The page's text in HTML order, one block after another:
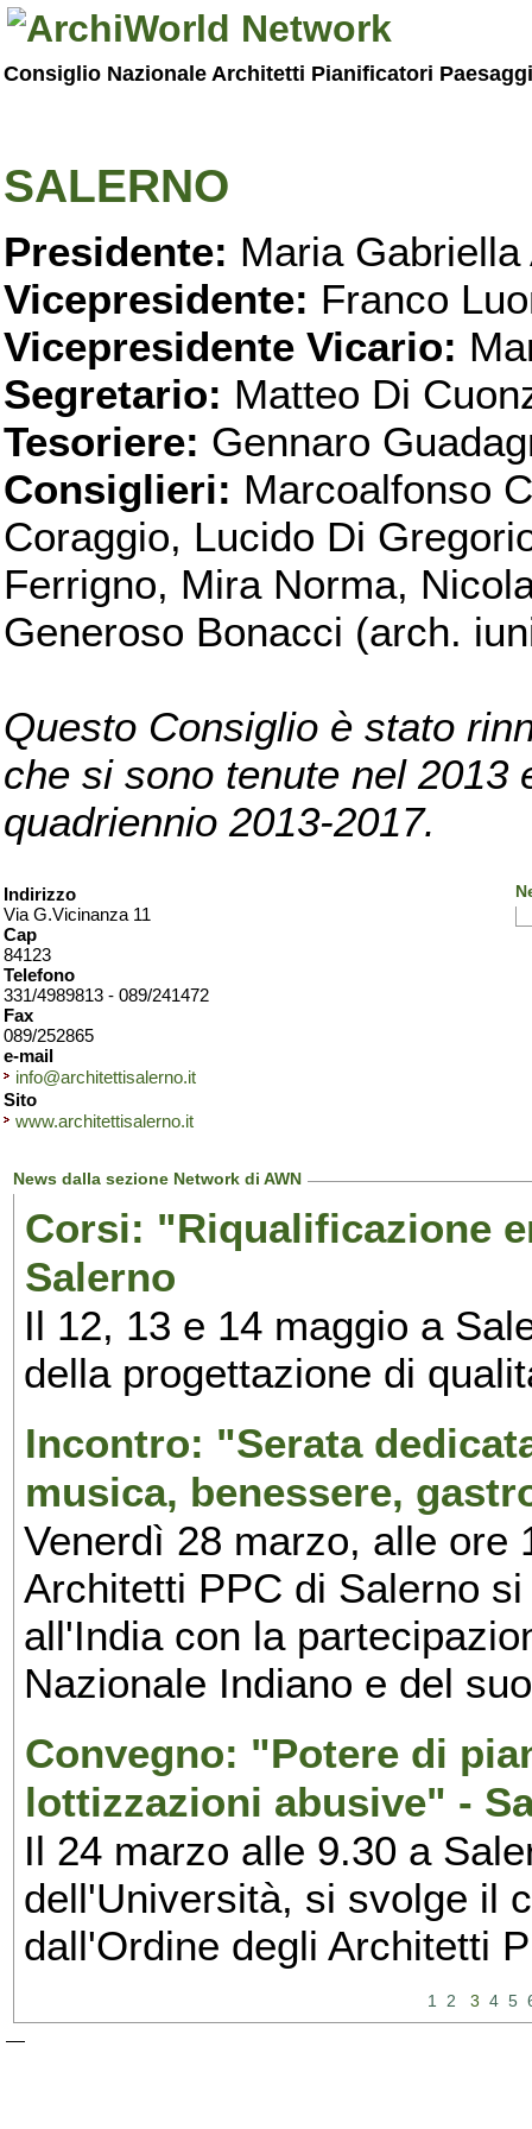
Consiglio Nazionale Architetti Pianificatori
SALERNO
Presidente: Maria Gabriella
Vicepresidente: Franco
Vicepresidente Vicario:
Segretario: Matteo Di
Tesoriere: Gennaro
Consiglieri: Marcoalfonso
Coraggio, Lucido Di
Ferrigno, Mira Norma,
Generoso Bonacci (arch.
Questo Consiglio è stato
che si sono tenute nel 2013
quadriennio 2013-2017.
Indirizzo
Via G.Vicinanza 11
Cap
84123
Telefono
331/4989813 - 089/241472
Fax
089/252865
e-mail
info@architettisalerno.it
Sito
www.architettisalerno.it
News dalla sezione Network di AWN
Corsi: "Riqualificazione
Salerno
Il 12, 13 e 14 maggio a
della progettazione di
Incontro: "Serata
musica, benessere,
Venerdì 28 marzo, alle ore
Architetti PPC di Salerno
all'India con la
Nazionale Indiano e del
Convegno: "Potere di
lottizzazioni abusive" -
Il 24 marzo alle 9.30 a
dell'Università, si svolge il
dall'Ordine degli Architetti
1 2 3 4 5